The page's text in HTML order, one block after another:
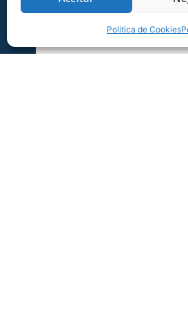
Politica de Cookies